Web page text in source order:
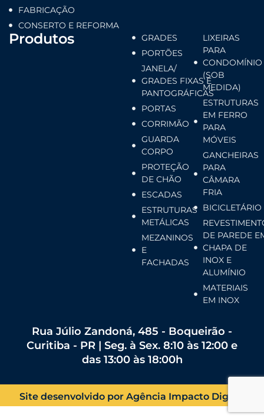
FABRICAÇÃO
CONSERTO E REFORMA
Produtos
GRADES
PORTÕES
JANELA/
GRADES FIXAS E
PANTOGRÁFICAS
PORTAS
CORRIMÃO
GUARDA
CORPO
PROTEÇÃO
DE CHÃO
ESCADAS
ESTRUTURAS
METÁLICAS
MEZANINOS
E
FACHADAS
LIXEIRAS
PARA
CONDOMÍNIO
(SOB
MEDIDA)
ESTRUTURAS
EM FERRO
PARA
MÓVEIS
GANCHEIRAS
PARA
CÂMARA
FRIA
BICICLETÁRIO
DE PAREDE
CHAPA DE
INOX E
ALUMÍNIO
MATERIAIS
EM INOX
Rua Júlio Zandoná, 485 - Boqueirão -
Curitiba - PR | Seg. à Sex. 8:10 às 12:00 e
das 13:00 às 18:00h
Site desenvolvido por Agência Impacto Digital